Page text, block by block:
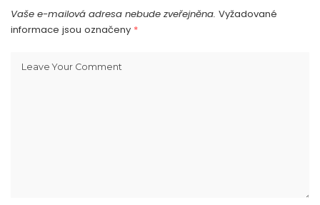
Vaše e-mailová adresa nebude zveřejněna. Vyžadované
informace jsou označeny *